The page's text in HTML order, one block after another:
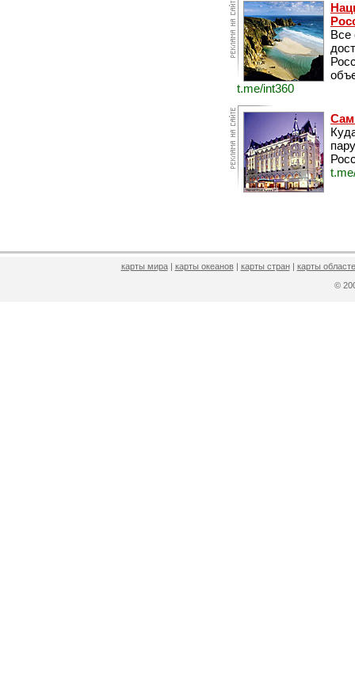
Все
t.me/int360
карты мира| карты океанов| карты стран| карты
©